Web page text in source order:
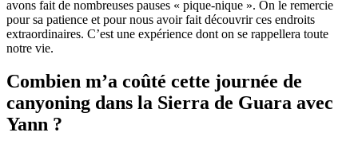
avons fait de nombreuses pauses « pique-nique ». On le remercie
pour sa patience et pour nous avoir fait découvrir ces endroits
extraordinaires. C’est une expérience dont on se rappellera toute
notre vie.
Combien m’a coûté cette journée de
canyoning dans la Sierra de Guara avec
Yann ?